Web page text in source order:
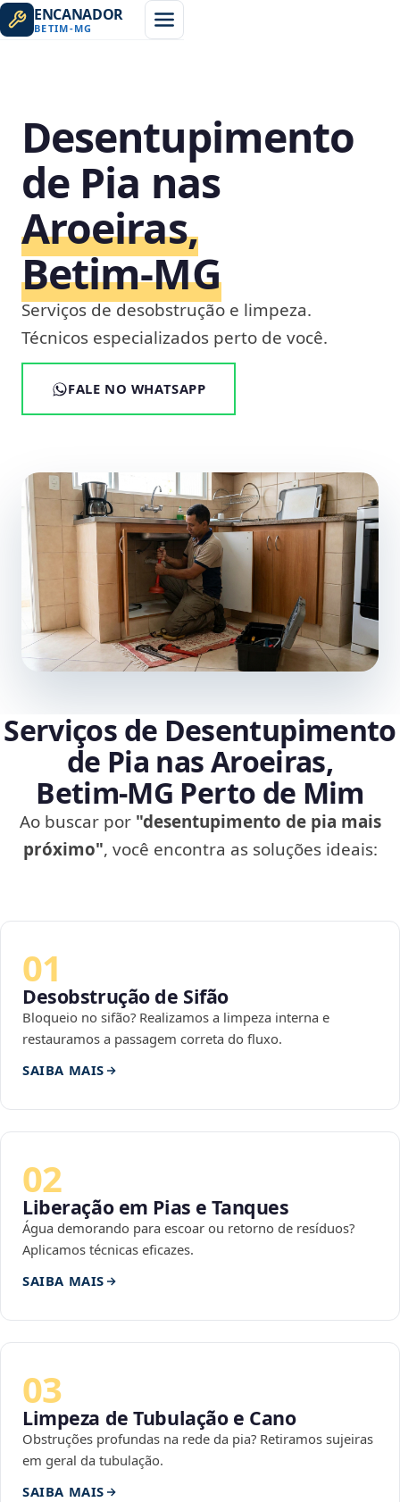
ENCANADOR
BETIM-MG
Desentupimento
de Pia nas
Aroeiras,
Betim‑MG
Serviços de desobstrução e limpeza.
Técnicos especializados perto de você.
FALE NO WHATSAPP
Serviços de Desentupimento
de Pia nas Aroeiras,
Betim‑MG Perto de Mim
Ao buscar por "desentupimento de pia mais
próximo", você encontra as soluções ideais:
01
Desobstrução de Sifão
Bloqueio no sifão? Realizamos a limpeza interna e
restauramos a passagem correta do fluxo.
SAIBA MAIS
02
Liberação em Pias e Tanques
Água demorando para escoar ou retorno de resíduos?
Aplicamos técnicas eficazes.
SAIBA MAIS
03
Limpeza de Tubulação e Cano
Obstruções profundas na rede da pia? Retiramos sujeiras
em geral da tubulação.
SAIBA MAIS